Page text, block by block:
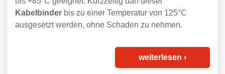
Kabelbinder bis zu einer Temperatur von 125°C
ausgesetzt werden, ohne Schaden zu nehmen.
weiterlesen ›